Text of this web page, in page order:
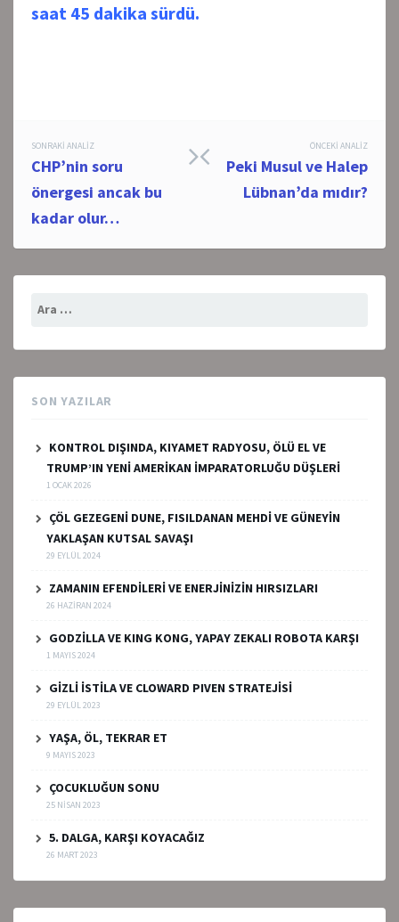
saat 45 dakika sürdü.
Post
navigation
ÖNCEKI ANALIZ
Peki Musul ve Halep
Lübnan’da mıdır?
SONRAKI ANALIZ
CHP’nin soru
önergesi ancak bu
kadar olur…
Arama:
SON YAZILAR
KONTROL DIŞINDA, KIYAMET RADYOSU, ÖLÜ EL VE
TRUMP’IN YENİ AMERİKAN İMPARATORLUĞU DÜŞLERİ
1 OCAK 2026
ÇÖL GEZEGENİ DUNE, FISILDANAN MEHDİ VE GÜNEYİN
YAKLAŞAN KUTSAL SAVAŞI
29 EYLÜL 2024
ZAMANIN EFENDİLERİ VE ENERJİNİZİN HIRSIZLARI
26 HAZIRAN 2024
GODZİLLA VE KING KONG, YAPAY ZEKALI ROBOTA KARŞI
1 MAYIS 2024
GİZLİ İSTİLA VE CLOWARD PIVEN STRATEJİSİ
29 EYLÜL 2023
YAŞA, ÖL, TEKRAR ET
9 MAYIS 2023
ÇOCUKLUĞUN SONU
25 NISAN 2023
5. DALGA, KARŞI KOYACAĞIZ
26 MART 2023